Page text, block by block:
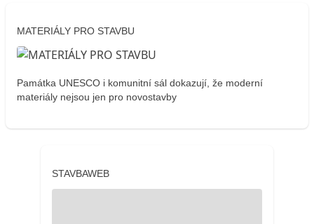
MATERIÁLY PRO STAVBU
Památka UNESCO i komunitní sál dokazují, že moderní
materiály nejsou jen pro novostavby
STAVBAWEB